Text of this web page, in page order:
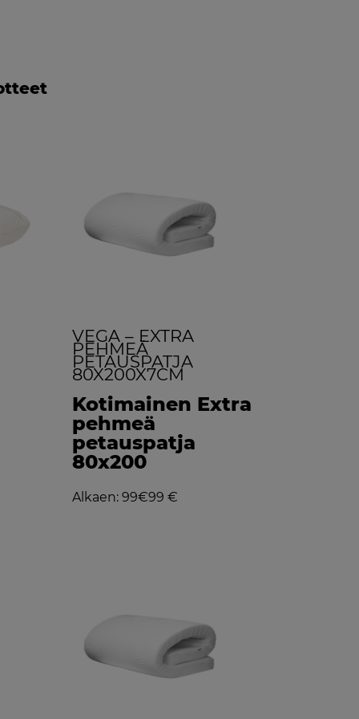
VEGA – EXTRA
PEHMEÄ
PETAUSPATJA
80X200X7CM
Kotimainen Extra
pehmeä
petauspatja
80x200
Alkaen: 99€99 €